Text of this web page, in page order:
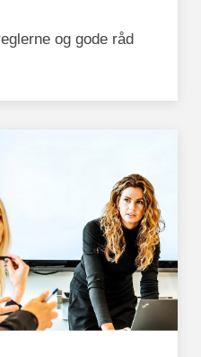
og gode råd